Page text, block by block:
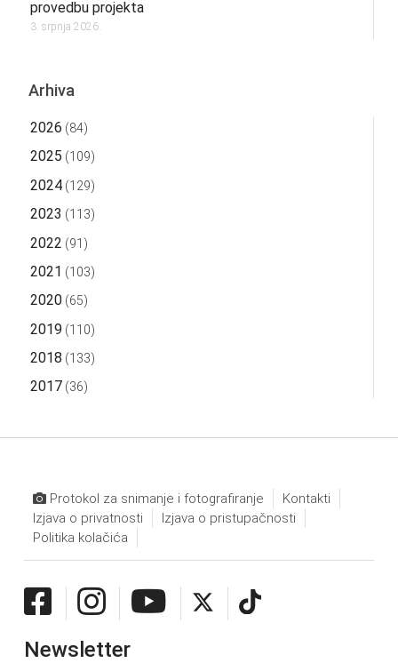
provedbu projekta
3. srpnja 2026.
Arhiva
2026 (84)
2025 (109)
2024(129)
2023 (113)
2022 (91)
2021 (103)
2020(65)
2019 (110)
2018 (133)
2017(36)
Protokol za snimanje i fotografiranje
Kontakti
Izjava o privatnosti
Izjava o pristupačnosti
Politika kolačića
Newsletter